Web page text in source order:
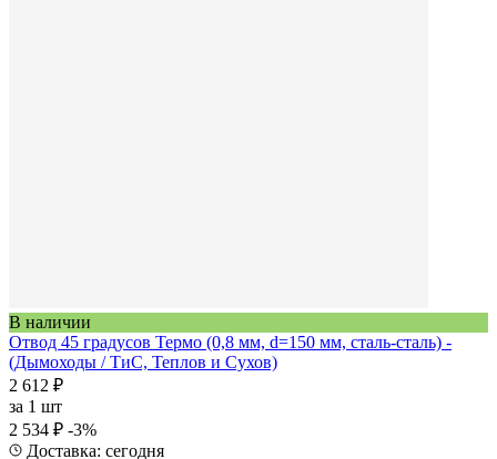
В наличии
Отвод 45 градусов Термо (0,8 мм, d=150 мм, сталь-сталь) -
(Дымоходы / ТиС, Теплов и Сухов)
2 612 ₽
за 1 шт
2 534 ₽ -3%
Доставка: сегодня